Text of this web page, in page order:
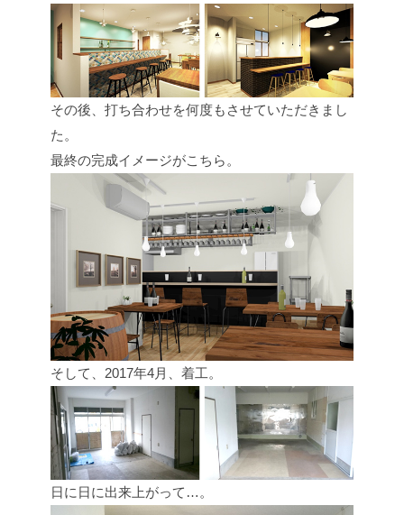
その後、打ち合わせを何度もさせていただきまし
た。
最終の完成イメージがこちら。
そして、2017年4月、着工。
日に日に出来上がって…。